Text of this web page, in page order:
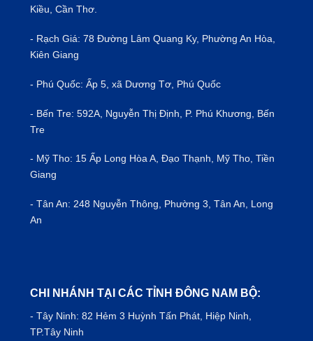
Kiều, Cần Thơ.
- Rạch Giá: 78 Đường Lâm Quang Ky, Phường An Hòa,
Kiên Giang
- Phú Quốc: Ấp 5, xã Dương Tơ, Phú Quốc
- Bến Tre: 592A, Nguyễn Thị Định, P. Phú Khương, Bến
Tre
- Mỹ Tho: 15 Ấp Long Hòa A, Đạo Thạnh, Mỹ Tho, Tiền
Giang
- Tân An: 248 Nguyễn Thông, Phường 3, Tân An, Long
An
CHI NHÁNH TẠI CÁC TỈNH ĐÔNG NAM BỘ:
- Tây Ninh: 82 Hẻm 3 Huỳnh Tấn Phát, Hiệp Ninh,
TP.Tây Ninh